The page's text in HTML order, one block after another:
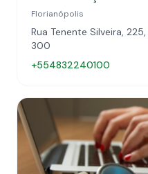
Florianópolis
Rua Tenente Silveira,
300
+554832240100